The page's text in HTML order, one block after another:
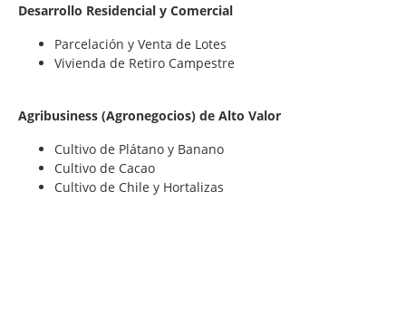
Desarrollo Residencial y Comercial
Parcelación y Venta de Lotes
Vivienda de Retiro Campestre
Agribusiness (Agronegocios) de Alto Valor
Cultivo de Plátano y Banano
Cultivo de Cacao
Cultivo de Chile y Hortalizas